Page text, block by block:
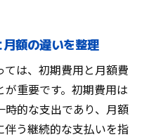
額の違いを整理
は、初期費用と月額費
重要です。初期費用は
時的な支出であり、月額
伴う継続的な支払いを指